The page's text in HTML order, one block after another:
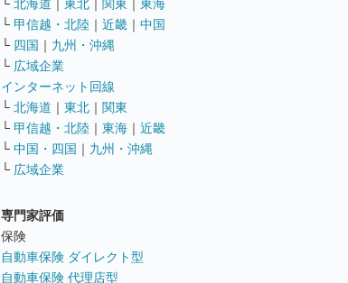
└ 北海道 ｜ 東北 ｜ 関東 ｜ 東海
└ 甲信越・北陸 ｜ 近畿 ｜ 中国
└ 四国 ｜ 九州・沖縄
└ 広域企業
インターネット回線
└ 北海道 ｜ 東北 ｜ 関東
└ 甲信越・北陸 ｜ 東海 ｜ 近畿
└ 中国・四国 ｜ 九州・沖縄
└ 広域企業
専門家評価
保険
自動車保険 ダイレクト型
自動車保険 代理店型